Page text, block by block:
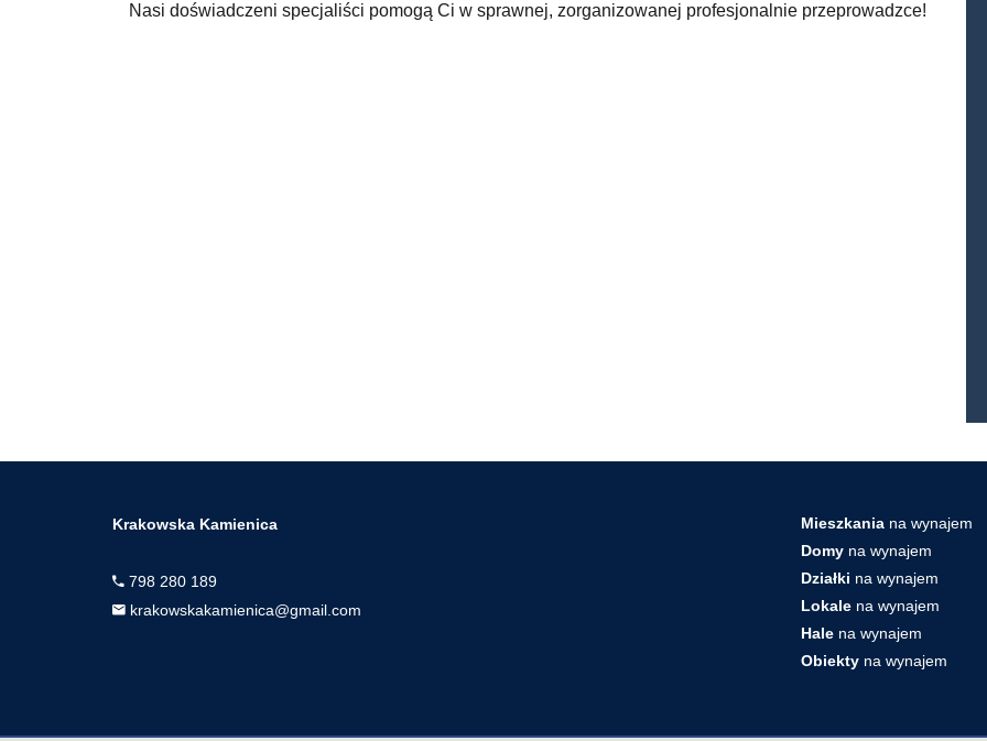
Nasi doświadczeni specjaliści pomogą Ci w sprawnej, zorganizowanej profesjonalnie przeprowadzce!
Krakowska Kamienica
798 280 189
krakowskakamienica@gmail.com
Mieszkania na wynajem
Domy na wynajem
Działki na wynajem
Lokale na wynajem
Hale na wynajem
Obiekty na wynajem